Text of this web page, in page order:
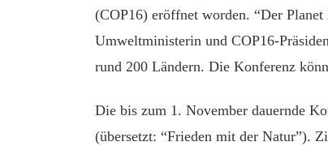
(COP16) eröffnet worden. “Der
Umweltministerin und COP16-
rund 200 Ländern. Die Konferenz
Die bis zum 1. November dauernde
(übersetzt: “Frieden mit der Natur”).